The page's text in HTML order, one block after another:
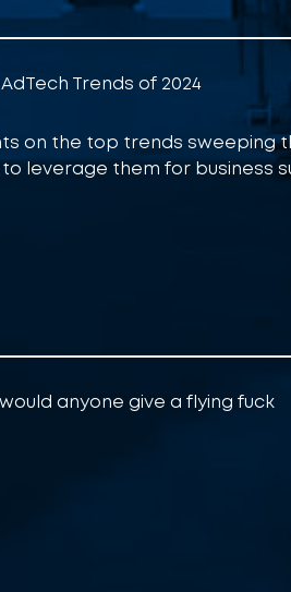
Trends of 2024
on the top trends sweeping
leverage them for business
anyone give a flying fuck